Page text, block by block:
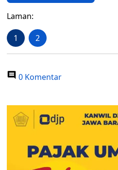
Laman:
1 2
0 Komentar